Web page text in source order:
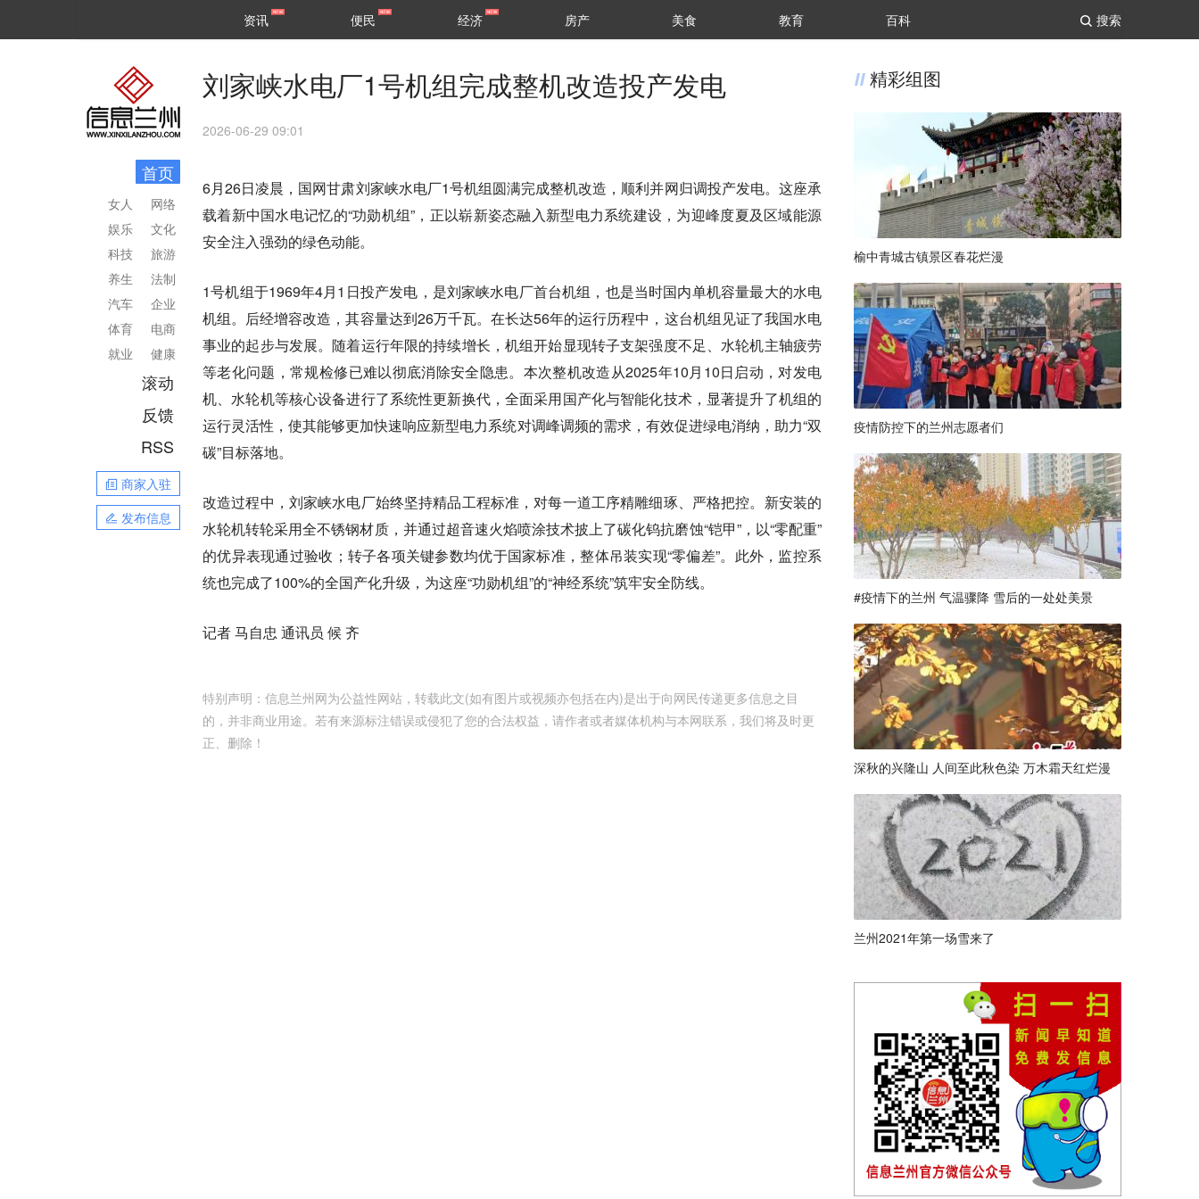
搜索
区县
资讯 便民 经济 房产 美食 教育 百科
首页
网络
文化
旅游
法制
企业
电商
健康
女人
娱乐
科技
养生
汽车
体育
就业
滚动
反馈
RSS
商家入驻
发布信息
刘家峡水电厂1号机组完成整机改造投产发电
2026-06-29 09:01
6月26日凌晨，国网甘肃刘家峡水电厂1号机组圆满完成整机改造，顺利并网归调投产发电。这座承
载着新中国水电记忆的“功勋机组”，正以崭新姿态融入新型电力系统建设，为迎峰度夏及区域能源
安全注入强劲的绿色动能。
1号机组于1969年4月1日投产发电，是刘家峡水电厂首台机组，也是当时国内单机容量最大的水电
机组。后经增容改造，其容量达到26万千瓦。在长达56年的运行历程中，这台机组见证了我国水电
事业的起步与发展。随着运行年限的持续增长，机组开始显现转子支架强度不足、水轮机主轴疲劳
等老化问题，常规检修已难以彻底消除安全隐患。本次整机改造从2025年10月10日启动，对发电
机、水轮机等核心设备进行了系统性更新换代，全面采用国产化与智能化技术，显著提升了机组的
运行灵活性，使其能够更加快速响应新型电力系统对调峰调频的需求，有效促进绿电消纳，助力“双
碳”目标落地。
改造过程中，刘家峡水电厂始终坚持精品工程标准，对每一道工序精雕细琢、严格把控。新安装的
水轮机转轮采用全不锈钢材质，并通过超音速火焰喷涂技术披上了碳化钨抗磨蚀“铠甲”，以“零配重”
的优异表现通过验收；转子各项关键参数均优于国家标准，整体吊装实现“零偏差”。此外，监控系
统也完成了100%的全国产化升级，为这座“功勋机组”的“神经系统”筑牢安全防线。
记者 马自忠 通讯员 候 齐
特别声明：信息兰州网为公益性网站，转载此文(如有图片或视频亦包括在内)是出于向网民传递更多信息之目
的，并非商业用途。若有来源标注错误或侵犯了您的合法权益，请作者或者媒体机构与本网联系，我们将及时更
正、删除！
精彩组图
榆中青城古镇景区春花烂漫
疫情防控下的兰州志愿者们
#疫情下的兰州 气温骤降 雪后的一处处美景
深秋的兴隆山 人间至此秋色染 万木霜天红烂漫
兰州2021年第一场雪来了